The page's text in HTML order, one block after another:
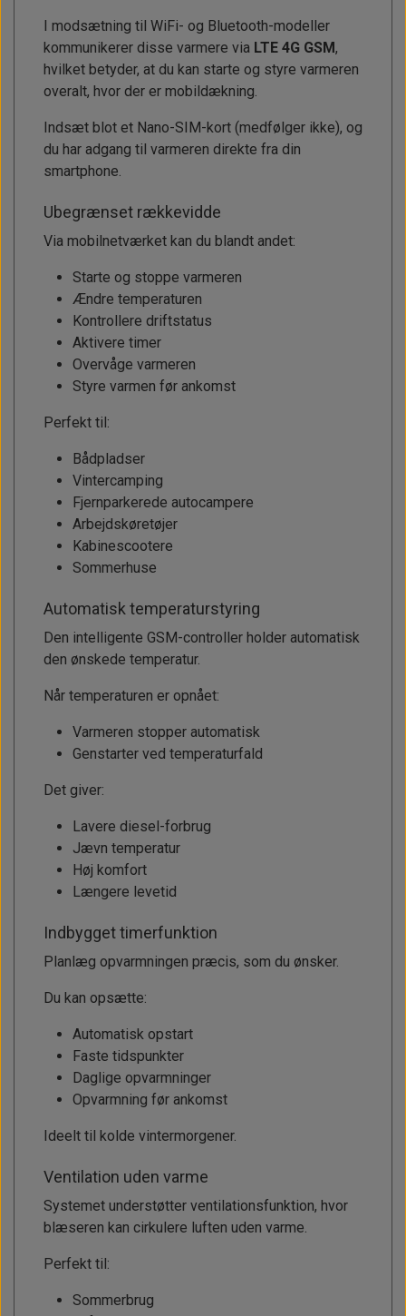
I modsætning til WiFi- og Bluetooth-modeller
kommunikerer disse varmere via LTE 4G GSM,
hvilket betyder, at du kan starte og styre varmeren
overalt, hvor der er mobildækning.
Indsæt blot et Nano-SIM-kort (medfølger ikke), og
du har adgang til varmeren direkte fra din
smartphone.
Ubegrænset rækkevidde
Via mobilnetværket kan du blandt andet:
Starte og stoppe varmeren
Ændre temperaturen
Kontrollere driftstatus
Aktivere timer
Overvåge varmeren
Styre varmen før ankomst
Perfekt til:
Bådpladser
Vintercamping
Fjernparkerede autocampere
Arbejdskøretøjer
Kabinescootere
Sommerhuse
Automatisk temperaturstyring
Den intelligente GSM-controller holder automatisk
den ønskede temperatur.
Når temperaturen er opnået:
Varmeren stopper automatisk
Genstarter ved temperaturfald
Det giver:
Lavere diesel-forbrug
Jævn temperatur
Høj komfort
Længere levetid
Indbygget timerfunktion
Planlæg opvarmningen præcis, som du ønsker.
Du kan opsætte:
Automatisk opstart
Faste tidspunkter
Daglige opvarmninger
Opvarmning før ankomst
Ideelt til kolde vintermorgener.
Ventilation uden varme
Systemet understøtter ventilationsfunktion, hvor
blæseren kan cirkulere luften uden varme.
Perfekt til:
Sommerbrug